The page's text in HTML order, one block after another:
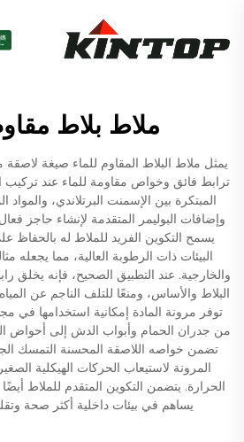
ملاط بلاط
يمثل ملاط البلاط المقاوم للماء صيغة
ترابط فائق وخواص مقاومة للماء عند تركيب
المبتكرة بين الإسمنت البرتلاندي، والمواد
وإضافات البوليمر المتقدمة لإنشاء حاجز
يسمح التكوين الفريد للملاط له
البيئات ذات الرطوبة العالية، مما يجعله
والخارجية. عند التطبيق الصحيح، فإنه يخلق
البلاط والأساس، ومنعًا للتلف الناجم عن
توفر مرونة المادة إمكانية استخدامها في
من جدران الحمام وأبواب الدش إلى أحواض
تضمن خواصه اللاصقة المحسنة التمسك
المرونة لاستيعاب الحركات الهيكلية
الحرارة. يتضمن التكوين المتقدم للملاط
يساهم في بيئات داخلية أكثر صحة